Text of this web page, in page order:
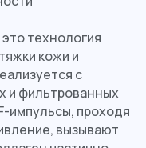
технология
кожи и
с
и фильтрованных
импульсы, проходя
вызывают